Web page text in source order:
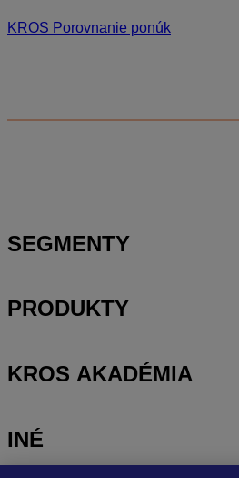
KROS Porovnanie ponúk
Editácia položky v paneli
SEGMENTY
PRODUKTY
KROS AKADÉMIA
INÉ